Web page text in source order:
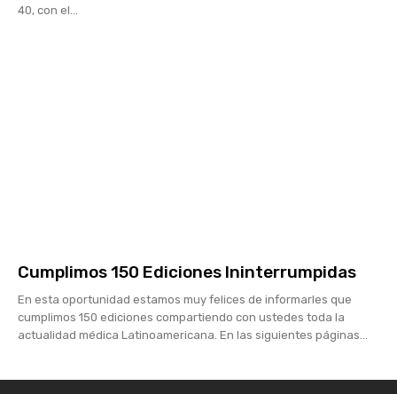
40, con el...
Cumplimos 150 Ediciones Ininterrumpidas
En esta oportunidad estamos muy felices de informarles que
cumplimos 150 ediciones compartiendo con ustedes toda la
actualidad médica Latinoamericana. En las siguientes páginas...